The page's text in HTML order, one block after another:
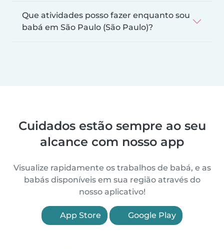
Que atividades posso fazer enquanto sou
babá em São Paulo (São Paulo)?
Cuidados estão sempre ao seu
alcance com nosso app
Visualize rapidamente os trabalhos de babá, e as
babás disponíveis em sua região através do
nosso aplicativo!
App Store Google Play